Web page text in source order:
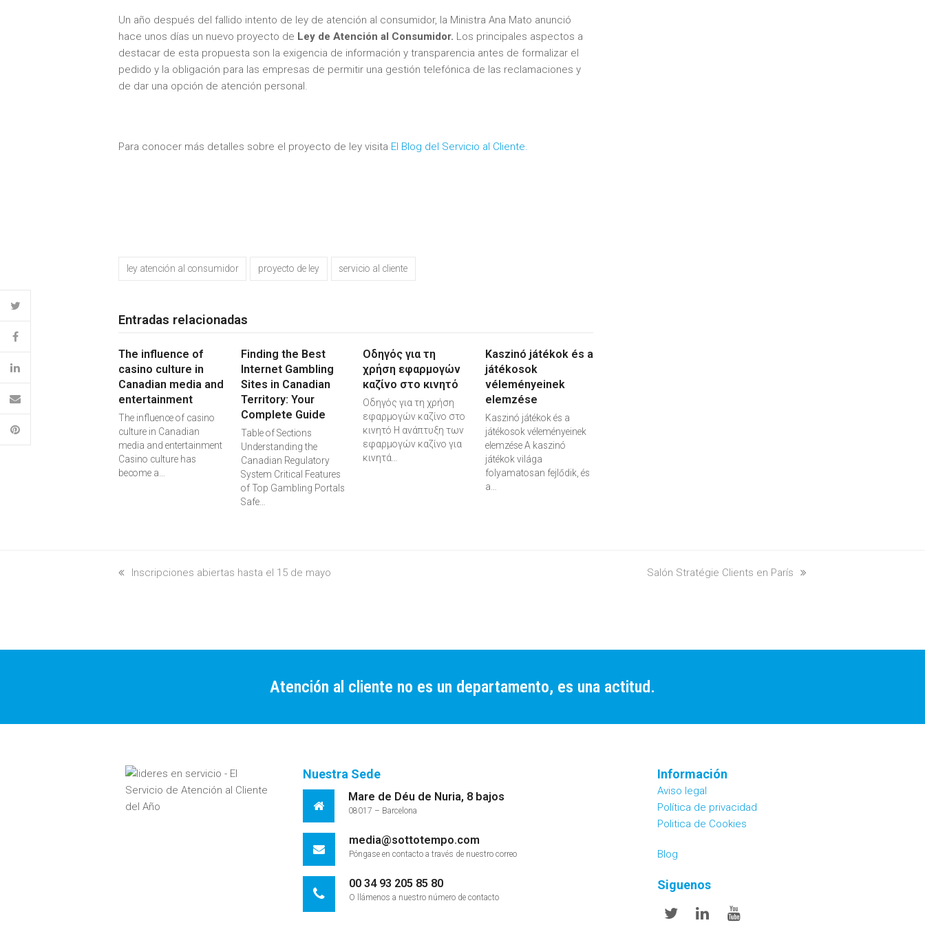
Un año después del fallido intento de ley de atención al consumidor, la Ministra Ana Mato anunció
hace unos días un nuevo proyecto de Ley de Atención al Consumidor. Los principales aspectos a
destacar de esta propuesta son la exigencia de información y transparencia antes de formalizar el
pedido y la obligación para las empresas de permitir una gestión telefónica de las reclamaciones y
de dar una opción de atención personal.
Para conocer más detalles sobre el proyecto de ley visita El Blog del Servicio al Cliente.
ley atención al consumidor proyecto de ley servicio al cliente
Entradas relacionadas
The influence of
casino culture in
Canadian media and
entertainment
The influence of casino
culture in Canadian
media and entertainment
Casino culture has
become a…
Finding the Best
Internet Gambling
Sites in Canadian
Territory: Your
Complete Guide
Table of Sections
Understanding the
Canadian Regulatory
System Critical Features
of Top Gambling Portals
Safe…
Οδηγός για τη
χρήση εφαρμογών
καζίνο στο κινητό
Οδηγός για τη χρήση
εφαρμογών καζίνο στο
κινητό Η ανάπτυξη των
εφαρμογών καζίνο για
κινητά…
Kaszinó játékok és a
játékosok
véleményeinek
elemzése
Kaszinó játékok és a
játékosok véleményeinek
elemzése A kaszinó
játékok világa
folyamatosan fejlődik, és
a…
previous
Inscripciones abiertas hasta el 15 de mayo
next
Salón Stratégie Clients en París
Atención al cliente no es un departamento, es una actitud.
Nuestra Sede
Mare de Déu de Nuria, 8 bajos
08017 – Barcelona
media@sottotempo.com
Póngase en contacto a través de nuestro correo
00 34 93 205 85 80
O llámenos a nuestro número de contacto
Información
Aviso legal
Política de privacidad
Politica de Cookies
Blog
Siguenos
TwitterLinkedinYoutube